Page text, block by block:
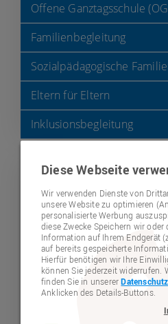
Offene Ganztagsschule
Familienbegleitung
Sozialpädagogische
Eltern für Eltern
Inklusionsbegleitung
Kindergartenleitung
Kindergarten
Zimmererstraße 63
92318Neumarkt
09181 27 33 33 0
Karte anzeigen
Pusteblume
Ein warmherziger
Entdecker
Diese Webseite
Wir verwenden Dienste von
unsere Website zu optimieren
personalisierte Werbung
diese Zwecke Speichern wir
Information auf Ihrem Endgerät
auf bereits gespeicherte
Hierfür benötigen wir Ihre
können Sie jederzeit widerrufen.
finden Sie in unserer
Anklicken des Details-Buttons.